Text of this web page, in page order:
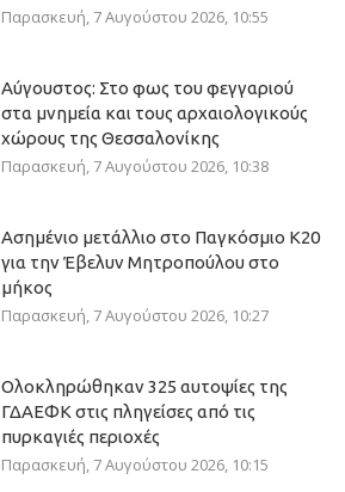
Παρασκευή, 7 Αυγούστου 2026, 10:55
Αύγουστος: Στο φως του φεγγαριού
στα μνημεία και τους αρχαιολογικούς
χώρους της Θεσσαλονίκης
Παρασκευή, 7 Αυγούστου 2026, 10:38
Ασημένιο μετάλλιο στο Παγκόσμιο Κ20
για την Έβελυν Μητροπούλου στο
μήκος
Παρασκευή, 7 Αυγούστου 2026, 10:27
Ολοκληρώθηκαν 325 αυτοψίες της
ΓΔΑΕΦΚ στις πληγείσες από τις
πυρκαγιές περιοχές
Παρασκευή, 7 Αυγούστου 2026, 10:15